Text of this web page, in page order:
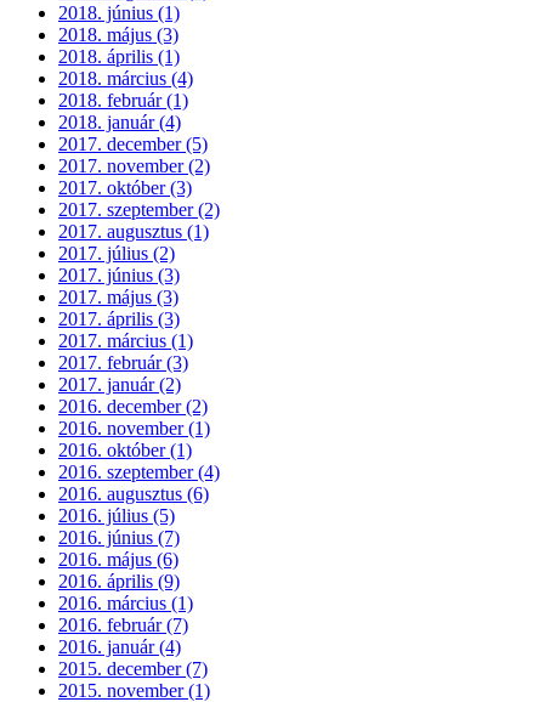
2018. június (1)
2018. május (3)
2018. április (1)
2018. március (4)
2018. február (1)
2018. január (4)
2017. december (5)
2017. november (2)
2017. október (3)
2017. szeptember (2)
2017. augusztus (1)
2017. július (2)
2017. június (3)
2017. május (3)
2017. április (3)
2017. március (1)
2017. február (3)
2017. január (2)
2016. december (2)
2016. november (1)
2016. október (1)
2016. szeptember (4)
2016. augusztus (6)
2016. július (5)
2016. június (7)
2016. május (6)
2016. április (9)
2016. március (1)
2016. február (7)
2016. január (4)
2015. december (7)
2015. november (1)